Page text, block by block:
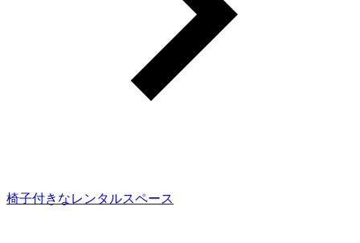
椅子付きなレンタルスペース